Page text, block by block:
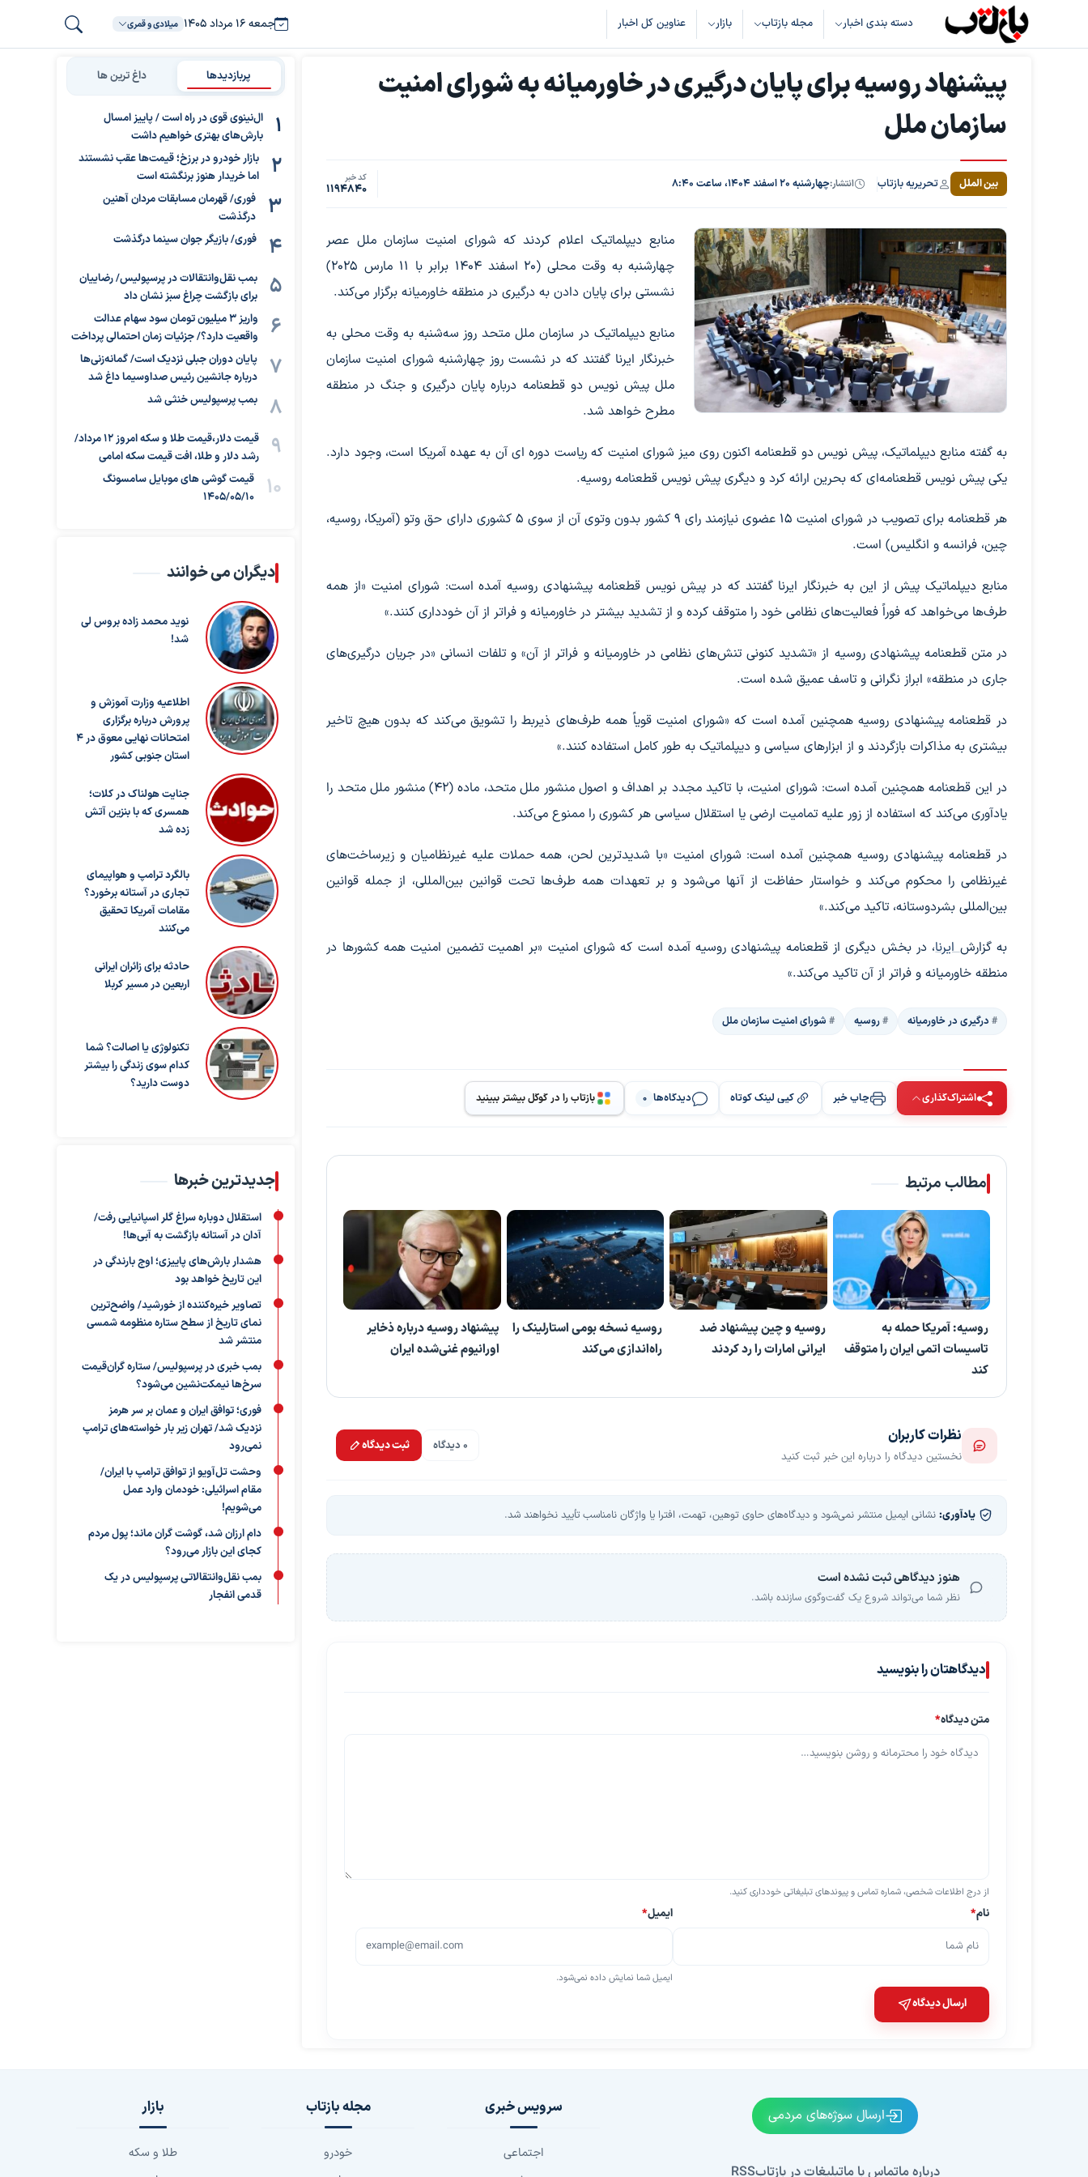
دسته بندی اخبار مجله بازتاب بازار عناوین کل اخبار جمعه ۱۶ مرداد ۱۴۰۵ میلادی و قمری
پیشنهاد روسیه برای پایان درگیری‌ در خاورمیانه به شورای امنیت
سازمان ملل
بین الملل تحریریه بازتاب انتشار:چهارشنبه ۲۰ اسفند ۱۴۰۴، ساعت ۸:۴۰ کد خبر
1194840
منابع دیپلماتیک اعلام کردند که شورای امنیت سازمان ملل عصر
چهارشنبه به وقت محلی (۲۰ اسفند ۱۴۰۴ برابر با ۱۱ مارس ۲۰۲۵)
نشستی برای پایان دادن به درگیری در منطقه خاورمیانه برگزار می‌کند.
منابع دیپلماتیک در سازمان ملل متحد روز سه‌شنبه به وقت محلی به
خبرنگار ایرنا گفتند که در نشست روز چهارشنبه شورای امنیت سازمان
ملل پیش نویس دو قطعنامه درباره پایان درگیری و جنگ در منطقه
مطرح خواهد شد.
به گفته منابع دیپلماتیک، پیش نویس دو قطعنامه اکنون روی میز شورای امنیت که ریاست دوره ای آن به عهده آمریکا است، وجود دارد.
یکی پیش نویس قطعنامه‌ای که بحرین ارائه کرد و دیگری پیش نویس قطعنامه روسیه.
هر قطعنامه برای تصویب در شورای امنیت ۱۵ عضوی نیازمند رای ۹ کشور بدون وتوی آن از سوی ۵ کشوری دارای حق وتو (آمریکا، روسیه،
چین، فرانسه و انگلیس) است.
منابع دیپلماتیک پیش از این به خبرنگار ایرنا گفتند که در پیش نویس قطعنامه پیشنهادی روسیه آمده است: شورای امنیت «از همه
طرف‌ها می‌خواهد که فوراً فعالیت‌های نظامی خود را متوقف کرده و از تشدید بیشتر در خاورمیانه و فراتر از آن خودداری کنند.»
در متن قطعنامه پیشنهادی روسیه از «تشدید کنونی تنش‌های نظامی در خاورمیانه و فراتر از آن» و تلفات انسانی «در جریان درگیری‌های
جاری در منطقه» ابراز نگرانی و تاسف عمیق شده است.
در قطعنامه پیشنهادی روسیه همچنین آمده است که «شورای امنیت قویاً همه طرف‌های ذیربط را تشویق می‌کند که بدون هیچ تاخیر
بیشتری به مذاکرات بازگردند و از ابزارهای سیاسی و دیپلماتیک به طور کامل استفاده کنند.»
در این قطعنامه همچنین آمده است: شورای امنیت، با تاکید مجدد بر اهداف و اصول منشور ملل متحد، ماده (۴۲) منشور ملل متحد را
یادآوری می‌کند که استفاده از زور علیه تمامیت ارضی یا استقلال سیاسی هر کشوری را ممنوع می‌کند.
در قطعنامه پیشنهادی روسیه همچنین آمده است: شورای امنیت «با شدیدترین لحن، همه حملات علیه غیرنظامیان و زیرساخت‌های
غیرنظامی را محکوم می‌کند و خواستار حفاظت از آنها می‌شود و بر تعهدات همه طرف‌ها تحت قوانین بین‌المللی، از جمله قوانین
بین‌المللی بشردوستانه، تاکید می‌کند.»
به گزارشایرنا، در بخش دیگری از قطعنامه پیشنهادی روسیه آمده است که شورای امنیت «بر اهمیت تضمین امنیت همه کشورها در
منطقه خاورمیانه و فراتر از آن تاکید می‌کند.»
درگیری‌ در خاورمیانه روسیه شورای امنیت سازمان ملل
اشتراک‌گذاری چاپ خبر کپی لینک کوتاه دیدگاه‌ها 0 بازتاب را در گوگل بیشتر ببینید
مطالب مرتبط
روسیه: آمریکا حمله به
تاسیسات اتمی ایران را متوقف
کند
روسیه و چین پیشنهاد ضد
ایرانی امارات را رد کردند
روسیه نسخه بومی استارلینک را
راه‌اندازی می‌کند
پیشنهاد روسیه درباره ذخایر
اورانیوم غنی‌شده ایران
نظرات کاربران
نخستین دیدگاه را درباره این خبر ثبت کنید
0 دیدگاه ثبت دیدگاه
یادآوری: نشانی ایمیل منتشر نمی‌شود و دیدگاه‌های حاوی توهین، تهمت، افترا یا واژگان نامناسب تأیید نخواهند شد.
هنوز دیدگاهی ثبت نشده است
نظر شما می‌تواند شروع یک گفت‌وگوی سازنده باشد.
دیدگاهتان را بنویسید
متن دیدگاه*
از درج اطلاعات شخصی، شماره تماس و پیوندهای تبلیغاتی خودداری کنید.
نام* ایمیل*
ایمیل شما نمایش داده نمی‌شود.
ارسال دیدگاه
پربازدیدها داغ ترین ها
ال‌نینوی قوی در راه است / پاییز امسال
بارش‌های بهتری خواهیم داشت
بازار خودرو در برزخ؛ قیمت‌ها عقب نشستند
اما خریدار هنوز برنگشته است
فوری/ قهرمان مسابقات مردان آهنین
درگذشت
فوری/ بازیگر جوان سینما درگذشت
بمب نقل‌وانتقالات در پرسپولیس/ رضاییان
برای بازگشت چراغ سبز نشان داد
واریز ۳ میلیون تومان سود سهام عدالت
واقعیت دارد؟/ جزئیات زمان احتمالی پرداخت
پایان دوران جبلی نزدیک است/ گمانه‌زنی‌ها
درباره جانشین رئیس صداوسیما داغ شد
بمب پرسپولیس خنثی شد
قیمت دلار،قیمت طلا و سکه امروز ۱۲ مرداد/
رشد دلار و طلا، افت قیمت سکه امامی
قیمت گوشی های موبایل سامسونگ
1405/05/10
دیگران می خوانند
نوید محمد زاده بروس لی
شد!
اطلاعیه وزارت آموزش و
پرورش درباره برگزاری
امتحانات نهایی معوق در ۴
استان جنوبی کشور
جنایت هولناک در کلات؛
همسری که با بنزین آتش
زده شد
بالگرد ترامپ و هواپیمای
تجاری در آستانه برخورد؟
مقامات آمریکا تحقیق
می‌کنند
حادثه برای زائران ایرانی
اربعین در مسیر کربلا
تکنولوژی یا اصالت؟ شما
کدام سوی زندگی را بیشتر
دوست دارید؟
جدیدترین خبرها
استقلال دوباره سراغ گلر اسپانیایی رفت/
آدان در آستانه بازگشت به آبی‌ها!
هشدار بارش‌های پاییزی؛ اوج بارندگی در
این تاریخ خواهد بود
تصاویر خیره‌کننده از خورشید/ واضح‌ترین
نمای تاریخ از سطح ستاره منظومه شمسی
منتشر شد
بمب خبری در پرسپولیس/ ستاره گران‌قیمت
سرخ‌ها نیمکت‌نشین می‌شود؟
فوری؛ توافق ایران و عمان بر سر هرمز
نزدیک شد/ تهران زیر بار خواسته‌های ترامپ
نمی‌رود
وحشت تل‌آویو از توافق ترامپ با ایران/
مقام اسرائیلی: خودمان وارد عمل
می‌شویم!
دام ارزان شد، گوشت گران ماند؛ پول مردم
کجای این بازار می‌رود؟
بمب نقل‌وانتقالاتی پرسپولیس در یک
قدمی انفجار
ارسال سوژه‌های مردمی
درباره ماتماس با ماتبلیغات در بازتابRSS
سرویس خبری
اجتماعی
مجله بازتاب
خودرو
بازار
طلا و سکه